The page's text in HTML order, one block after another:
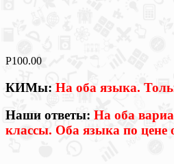
Р100.00
КИМы: На оба языка.
Наши ответы: На оба
классы. Оба языка по цене